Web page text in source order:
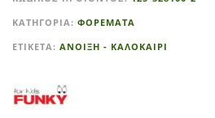
t
e
a
ΚΑΤΗΓΟΡΊΑ: ΦΟΡΕΜΑΤΑ
ΕΤΙΚΈΤΑ: ΑΝΟΙΞΗ - ΚΑΛΟΚΑΙΡΙ